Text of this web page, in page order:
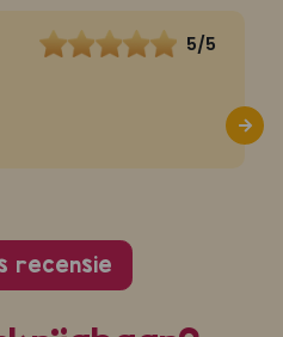
5/5
recensie